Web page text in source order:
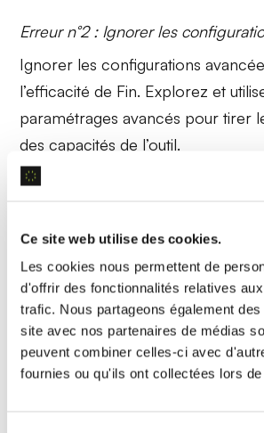
Ce site web utilise des cookies.
Les cookies nous permettent de
d'offrir des fonctionnalités relatives
trafic. Nous partageons également
site avec nos partenaires de médias
peuvent combiner celles-ci avec
fournies ou qu'ils ont collectées lors
Erreur n°2 : Ignorer les
Ignorer les configurations
l’efficacité de Fin. Explorez et
paramétrages avancés pour tirer
des capacités de l’outil.
Erreur n°3 : Ne pas surveiller les
empêcher l’identification des
Surveillez régulièrement les
ajuster et améliorer les réponses
continu.